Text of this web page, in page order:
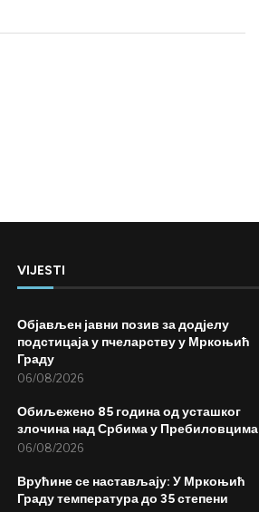
VIJESTI
Објављен јавни позив за додјелу
подстицаја у пчеларству у Мркоњић
Граду
06/08/2026
Обиљежено 85 година од усташког
злочина над Србима у Пребиловцима
06/08/2026
Врућине се настављају: У Мркоњић
Граду температура до 35 степени